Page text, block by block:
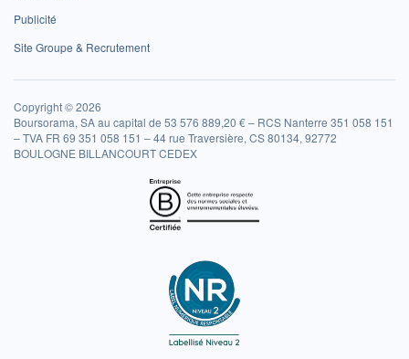
Publicité
Site Groupe & Recrutement
Copyright © 2026
Boursorama, SA au capital de 53 576 889,20 € – RCS Nanterre 351 058 151
– TVA FR 69 351 058 151 – 44 rue Traversière, CS 80134, 92772
BOULOGNE BILLANCOURT CEDEX